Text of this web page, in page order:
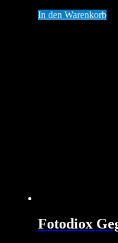
In den Warenkorb
Fotodiox